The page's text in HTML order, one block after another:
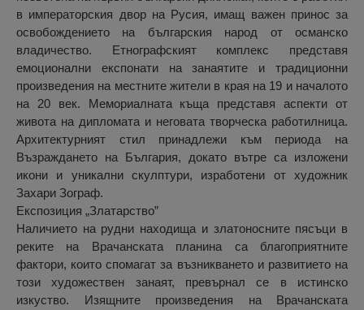
в императорския двор на Русия, имащ важен принос за
освобождението на българския народ от османско
владичество. Етнографският комплекс представя
емоционални експонати на занаятите и традиционни
произведения на местните жители в края на 19 и началото
на 20 век. Мемориалната къща представя аспекти от
живота на дипломата и неговата творческа работилница.
Архитектурният стил принадлежи към периода на
Възраждането на България, докато вътре са изложени
икони и уникални скулптури, изработени от художник
Захари Зограф.
Eкспозиция „Златарство”
Наличието на рудни находища и златоносните пясъци в
реките на Врачанската планина са благоприятните
фактори, които спомагат за възникването и развитието на
този художествен занаят, превърнал се в истинско
изкуство. Изящните произведения на Врачанската